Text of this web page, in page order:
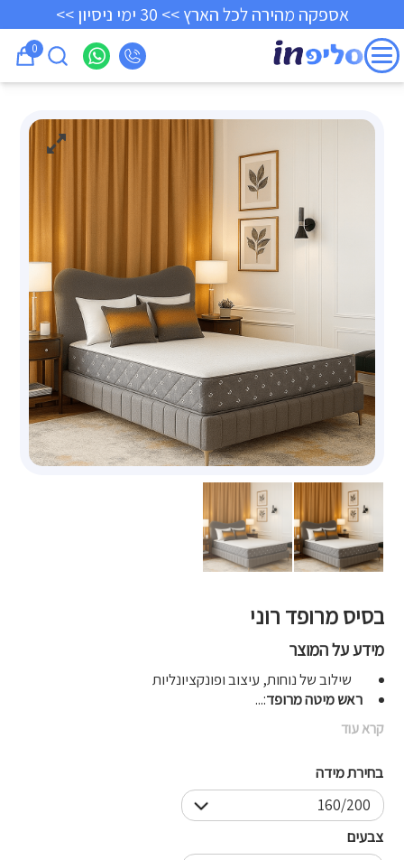
אספקה מהירה לכל הארץ >> 30 ימי ניסיון >>
0
בסיס מרופד רוני
מידע על המוצר
שילוב של נוחות, עיצוב ופונקציונליות
ראש מיטה מרופד:...
קרא עוד
בחירת מידה
צבעים